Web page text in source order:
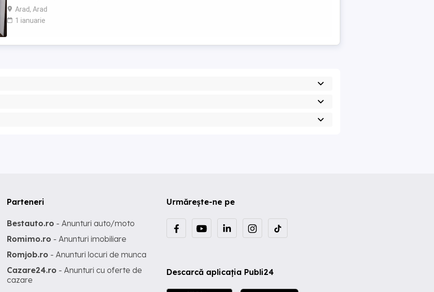
Wenge. Compartimentare excelentă: -Dulap ...
Arad, Arad
1 ianuarie
Urmărește-ne pe
Descarcă aplicația Publi24
Parteneri
Bestauto.ro - Anunturi auto/moto
Romimo.ro - Anunturi imobiliare
Romjob.ro - Anunturi locuri de munca
Cazare24.ro - Anunturi cu oferte de
cazare